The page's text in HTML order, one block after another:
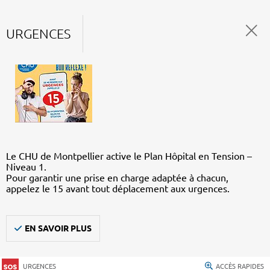
URGENCES
Le CHU de Montpellier active le Plan Hôpital en Tension –
Niveau 1.
Pour garantir une prise en charge adaptée à chacun,
appelez le 15 avant tout déplacement aux urgences.
EN SAVOIR PLUS
URGENCES ACCÈS RAPIDES